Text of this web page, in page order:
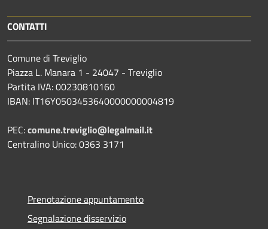
CONTATTI
Comune di Treviglio
Piazza L. Manara 1 - 24047 - Treviglio
Partita IVA: 00230810160
IBAN: IT16Y0503453640000000004819
PEC:comune.treviglio@legalmail.it
Centralino Unico: 0363 3171
Prenotazione appuntamento
Segnalazione disservizio